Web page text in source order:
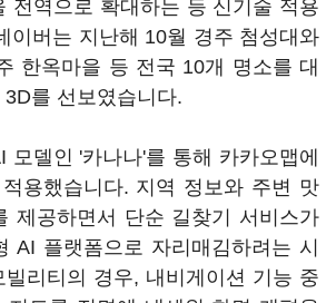
전역으로 확대하는 등 신기술 적용
이버는 지난해 10월 경주 첨성대와
한옥마을 등 전국 10개 명소를 대
를 선보였습니다.
모델인 '카나나'를 통해 카카오맵에
용했습니다. 지역 정보와 주변 맛
제공하면서 단순 길찾기 서비스가
AI 플랫폼으로 자리매김하려는 시
빌리티의 경우, 내비게이션 기능 중